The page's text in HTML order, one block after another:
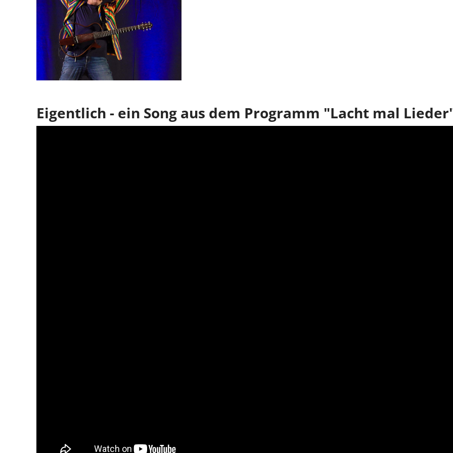
Eigentlich - ein Song aus dem Programm "Lacht mal